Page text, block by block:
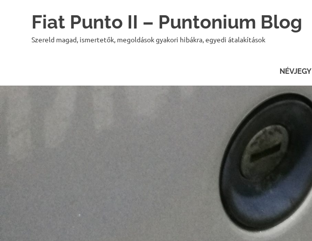
Fiat Punto II – Puntonium Blog
Szereld magad, ismertetők, megoldások gyakori hibákra, egyedi átalakítások
NÉVJEGY